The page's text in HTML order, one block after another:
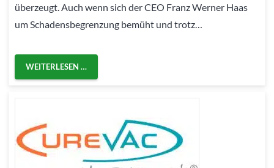
überzeugt. Auch wenn sich der CEO Franz Werner Haas
um Schadensbegrenzung bemüht und trotz…
WEITERLESEN …